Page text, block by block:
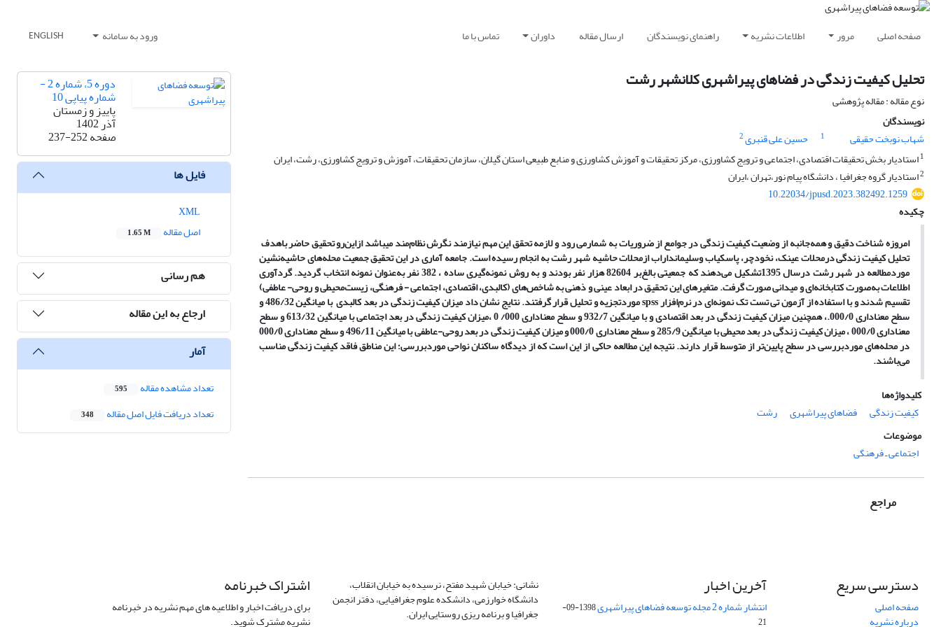
صفحه اصلی مرور اطلاعات نشریه راهنمای نویسندگان ارسال مقاله داوران تماس با ما ورود به سامانه ENGLISH
تحلیل کیفیت زندگی در فضاهای پیراشهری کلانشهر رشت
نوع مقاله : مقاله پژوهشی
نویسندگان
شهاب نوبخت حقیقی
1 حسین علی قنبری2
1استادیار بخش تحقیقات اقتصادی، اجتماعی و ترویج کشاورزی، مرکز تحقیقات و آموزش کشاورزی و منابع طبیعی استان گیلان، سازمان تحقیقات، آموزش و ترویج کشاورزی، رشت، ایران
2استادیار گروه جغرافیا ، دانشگاه پیام نور،تهران ،ایران
10.22034/jpusd.2023.382492.1259
چکیده
امروزه شناخت دقیق و همه‌جانبه از وضعیت کیفیت زندگی در جوامع از ضروریات به شمارمی رود و لازمه تحقق این مهم نیازمند نگرش نظام‌مند می­باشد ازاین‌رو تحقیق حاضر باهدف
تحلیل کیفیت زندگی درمحلات عینک، نخودچر، پاسکیاب وسلیمانداراب ازمحلات حاشیه شهر رشت به انجام رسیده است. جامعه آماری در این تحقیق جمعیت محله‌های حاشیه‌نشین
موردمطالعه در شهر رشت درسال 1395تشکیل می‌دهند که جمعیتی بالغ‌بر 82604 هزار نفر بودند و به روش نمونه‌گیری ساده ، 382 نفر به‌عنوان نمونه انتخاب گردید. گردآوری
اطلاعات به‌صورت کتابخانه‌ای و میدانی صورت گرفت. متغیرهای این تحقیق در ابعاد عینی و ذهنی به شاخص‌های (کالبدی، اقتصادی، اجتماعی - فرهنگی، زیست‌محیطی و روحی- عاطفی)
تقسیم شدند و با استفاده از آزمون تی تست تک نمونه‌ای در نرم‌افزار spss موردتجزیه و تحلیل قرار گرفتند. نتایج نشان داد میزان کیفیت زندگی در بعد کالبدی با میانگین 486/32 و
سطح معناداری 000/0.، همچنین میزان کیفیت زندگی در بعد اقتصادی و با میانگین 932/7 و سطح معناداری 000/ 0 ،میزان کیفیت زندگی در بعد اجتماعی با میانگین 613/32 و سطح
معناداری 000/0 ، میزان کیفیت زندگی در بعد محیطی با میانگین 285/9 و سطح معناداری 000/0 و میزان کیفیت زندگی در بعد روحی-عاطفی با میانگین 496/11 و سطح معناداری 000/0
در محله‌های موردبررسی در سطح پایین‌تر از متوسط قرار دارند. نتیجه این مطالعه حاکی از این است که از دیدگاه ساکنان نواحی موردبررسی؛ این مناطق فاقد کیفیت زندگی مناسب
می‌باشند.
کلیدواژه‌ها
کیفیت زندگی
فضاهای پیراشهری
رشت
موضوعات
اجتماعی ـ فرهنگی
مراجع
دوره 5، شماره 2 -
شماره پیاپی 10
پاییز و زمستان
آذر 1402
صفحه237-252
فایل ها
اصل مقاله
1.65 M
هم رسانی
ارجاع به این مقاله
آمار
تعداد مشاهده مقاله 595
تعداد دریافت فایل اصل مقاله 348
دسترسی سریع
صفحه اصلی
درباره نشریه
آخرین اخبار
انتشار شماره 2 مجله توسعه فضاهای پیراشهری
1398-09-
21
نشانی: خیابان شهید مفتح، نرسیده به خیابان انقلاب،
دانشگاه خوارزمی، دانشکده علوم جغرافیایی، دفتر انجمن
جغرافیا و برنامه ریزی روستایی ایران.
اشتراک خبرنامه
برای دریافت اخبار و اطلاعیه های مهم نشریه در خبرنامه
نشریه مشترک شوید.